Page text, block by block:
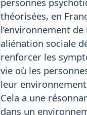
théorisées, en
l’environnement
aliénation sociale
renforcer les
vie où les
leur
Cela a une
dans un